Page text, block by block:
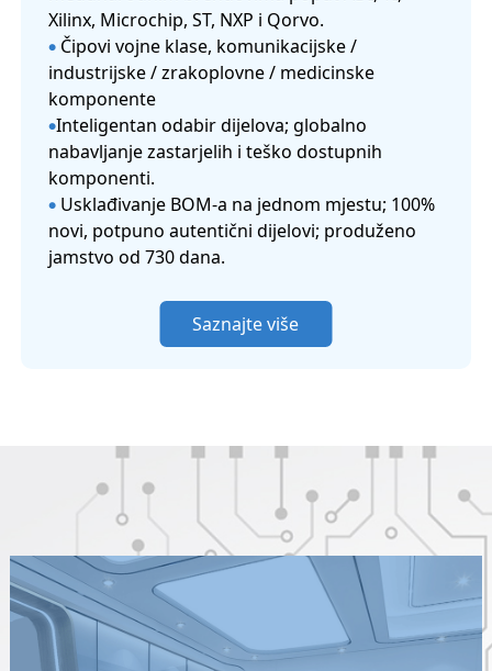
Xilinx, Microchip, ST, NXP i Qorvo.
●Čipovi vojne klase, komunikacijske /
industrijske / zrakoplovne / medicinske
komponente
●Inteligentan odabir dijelova; globalno
nabavljanje zastarjelih i teško dostupnih
komponenti.
●Usklađivanje BOM-a na jednom mjestu; 100%
novi, potpuno autentični dijelovi; produženo
jamstvo od 730 dana.
Saznajte više